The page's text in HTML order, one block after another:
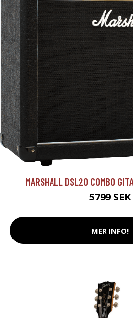
MARSHALL DSL20 COMBO
5799 SEK
MER INFO!